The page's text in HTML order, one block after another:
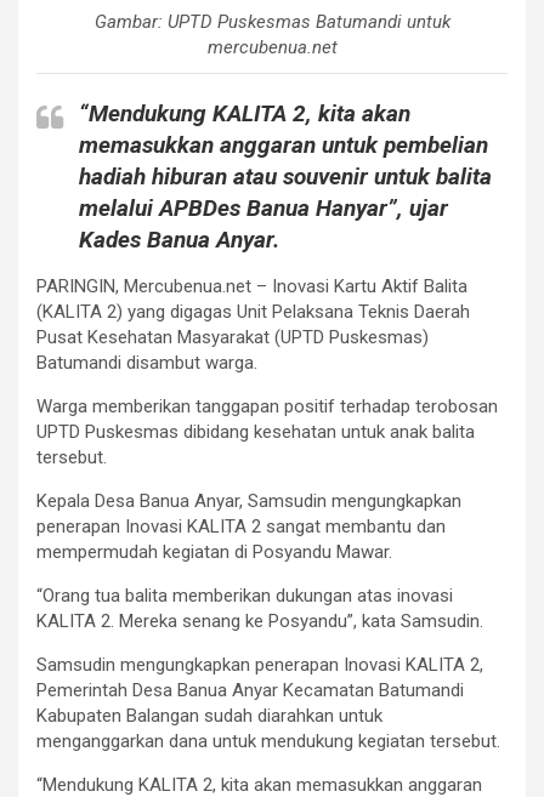
Gambar: UPTD Puskesmas Batumandi untuk
mercubenua.net
“Mendukung KALITA 2, kita akan
memasukkan anggaran untuk pembelian
hadiah hiburan atau souvenir untuk balita
melalui APBDes Banua Hanyar”, ujar
Kades Banua Anyar.
PARINGIN, Mercubenua.net – Inovasi Kartu Aktif Balita
(KALITA 2) yang digagas Unit Pelaksana Teknis Daerah
Pusat Kesehatan Masyarakat (UPTD Puskesmas)
Batumandi disambut warga.
Warga memberikan tanggapan positif terhadap terobosan
UPTD Puskesmas dibidang kesehatan untuk anak balita
tersebut.
Kepala Desa Banua Anyar, Samsudin mengungkapkan
penerapan Inovasi KALITA 2 sangat membantu dan
mempermudah kegiatan di Posyandu Mawar.
“Orang tua balita memberikan dukungan atas inovasi
KALITA 2. Mereka senang ke Posyandu”, kata Samsudin.
Samsudin mengungkapkan penerapan Inovasi KALITA 2,
Pemerintah Desa Banua Anyar Kecamatan Batumandi
Kabupaten Balangan sudah diarahkan untuk
menganggarkan dana untuk mendukung kegiatan tersebut.
“Mendukung KALITA 2, kita akan memasukkan anggaran